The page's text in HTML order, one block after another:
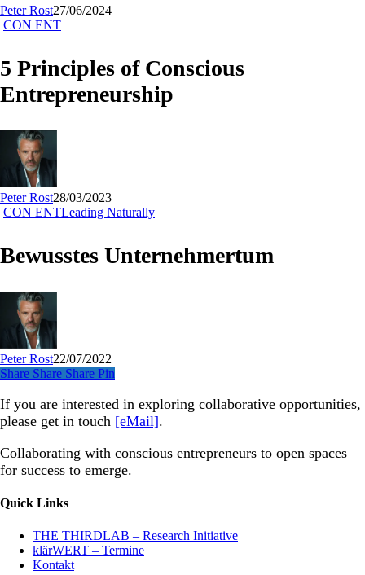
Peter Rost27/06/2024
CON ENT5
Conscious
Entrepreneurship
5 Principles of Conscious
Entrepreneurship
Peter Rost28/03/2023
CON ENTLeading NaturallyBewusstes
Bewusstes Unternehmertum
Peter Rost22/07/2022
Share
Share Share Share Pin
If you are interested in exploring collaborative opportunities,
please get in touch [eMail].
Collaborating with conscious entrepreneurs to open spaces
for success to emerge.
Quick Links
THE THIRDLAB – Research Initiative
klärWERT – Termine
Kontakt